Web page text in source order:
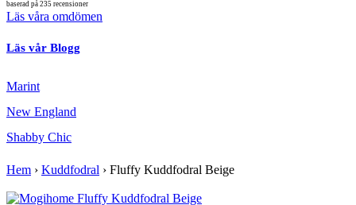
baserad på 235 recensioner
Läs våra omdömen
Läs vår Blogg
Marint
New England
Shabby Chic
Hem › Kuddfodral › Fluffy Kuddfodral Beige